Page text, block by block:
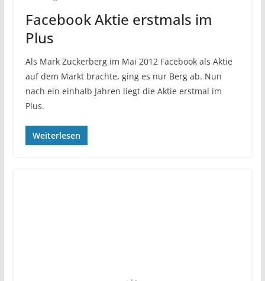
Facebook Aktie erstmals im
Plus
Als Mark Zuckerberg im Mai 2012 Facebook als Aktie
auf dem Markt brachte, ging es nur Berg ab. Nun
nach ein einhalb Jahren liegt die Aktie erstmal im
Plus.
Weiterlesen